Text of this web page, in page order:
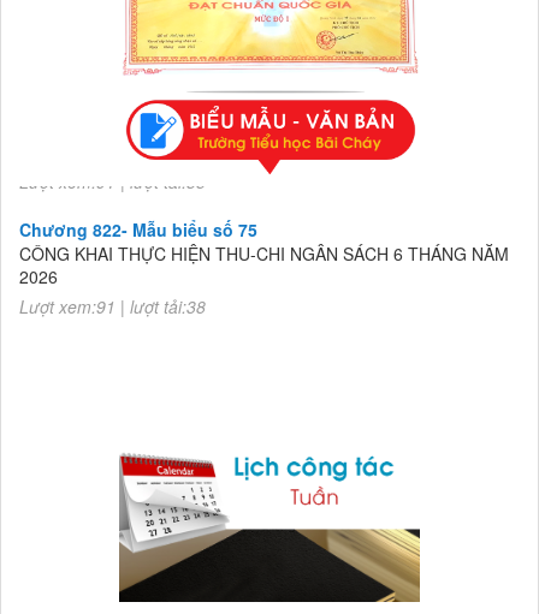
Chương 822- Mẫu biểu số 75
CÔNG KHAI THỰC HIỆN THU-CHI NGÂN SÁCH 6 THÁNG NĂM
Chương 822- Mẫu biểu số 75
CÔNG KHAI THỰC HIỆN THU-CHI NGÂN SÁCH 6 THÁNG NĂM
2026
Lượt xem:91 | lượt tải:38